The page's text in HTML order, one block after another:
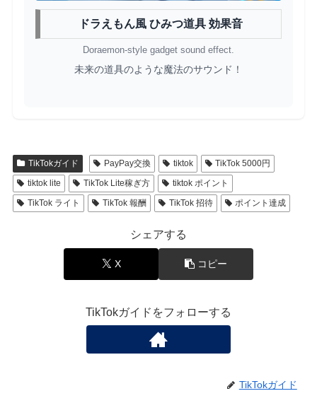
ドラえもん風 ひみつ道具 効果音
Doraemon-style gadget sound effect.
未来の道具のような魔法のサウンド！
TikTokガイド PayPay交換 tiktok
TikTok 5000円
tiktok lite
TikTok Lite稼ぎ方
tiktok ポイント
TikTok ライト
TikTok 報酬 TikTok 招待 ポイント達成
シェアする
X コピー
TikTokガイドをフォローする
TikTokガイド